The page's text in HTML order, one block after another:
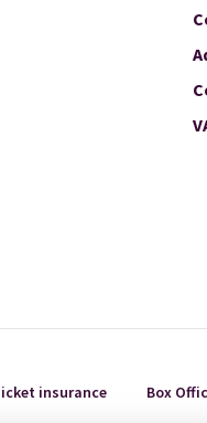
insurance Box